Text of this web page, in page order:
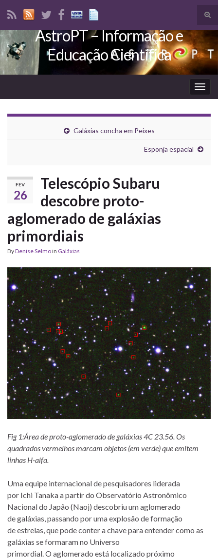
Search for:
AstroPT – Informação e
Educação Científica
Galáxias concha em Peixes
Esponja espacial
FEV
26
Telescópio Subaru
descobre proto-
aglomerado de galáxias
primordiais
ByDenise Selmoin Galáxias
Fig 1:Área de proto-aglomerado de galáxias 4C 23.56. Os
quadrados vermelhos marcam objetos (em verde) que emitem
linhas H-alfa.
Uma equipe internacional de pesquisadores liderada
por Ichi Tanaka a partir do Observatório Astronômico
Nacional do Japão (Naoj) descobriu um aglomerado
de galáxias, passando por uma explosão de formação
de estrelas, que pode conter a chave para entender como as
galáxias se formaram no Universo
primordial. O aglomerado está localizado próximo